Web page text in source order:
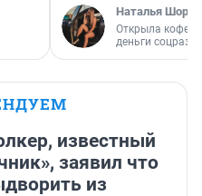
Наталья
Открыла
деньги
известный
заявил что
из